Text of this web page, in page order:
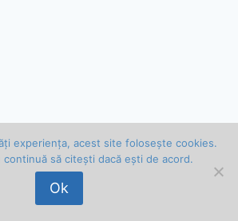
. Toate drepturile rezervate.
experiența, acest site folosește cookies.
continuă să citești dacă ești de acord.
Ok